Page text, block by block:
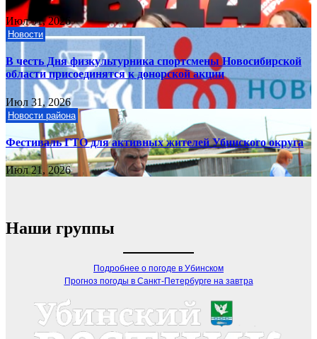
Июл 31, 2026
Новости
В честь Дня физкультурника спортсмены Новосибирской
области присоединятся к донорской акции
Июл 31, 2026
Новости района
Фестиваль ГТО для активных жителей Убинского округа
Июл 21, 2026
Наши группы
Подробнее о погоде в Убинском
Прогноз погоды в Санкт-Петербурге на завтра